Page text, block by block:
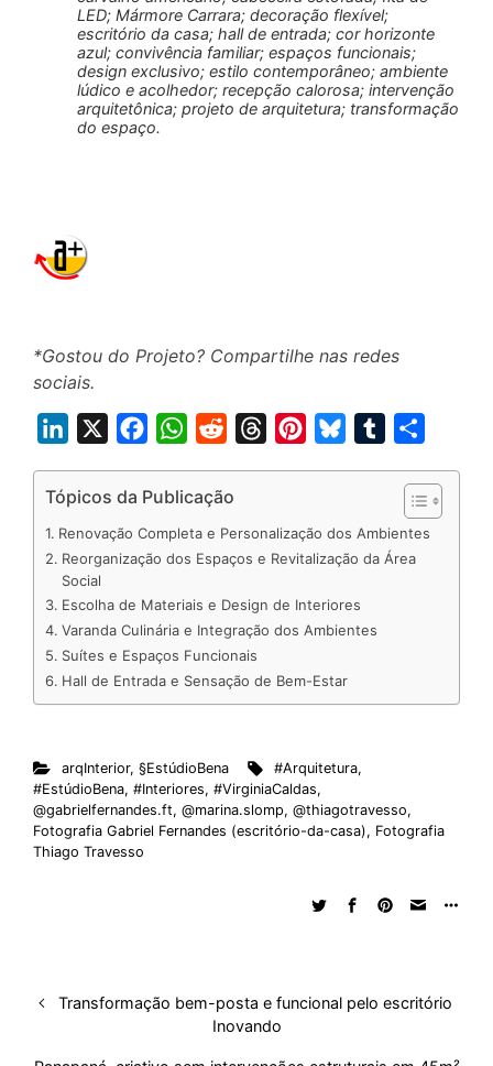
LED; Mármore Carrara; decoração flexível;
escritório da casa; hall de entrada; cor horizonte
azul; convivência familiar; espaços funcionais;
design exclusivo; estilo contemporâneo; ambiente
lúdico e acolhedor; recepção calorosa; intervenção
arquitetônica; projeto de arquitetura; transformação
do espaço.
*Gostou do Projeto? Compartilhe nas redes
sociais.
n
e
d
I
c
b
o
W
a
s
p
d
i
a
s
e
e
s
y
l
a
r
Tópicos da Publicação
Renovação Completa e Personalização dos Ambientes
Reorganização dos Espaços e Revitalização da Área
Social
Escolha de Materiais e Design de Interiores
Varanda Culinária e Integração dos Ambientes
Suítes e Espaços Funcionais
Hall de Entrada e Sensação de Bem-Estar
arqInterior, §EstúdioBena #Arquitetura,
#EstúdioBena, #Interiores, #VirginiaCaldas,
@gabrielfernandes.ft, @marina.slomp, @thiagotravesso,
Fotografia Gabriel Fernandes (escritório-da-casa), Fotografia
Thiago Travesso
Transformação bem-posta e funcional pelo escritório
Inovando